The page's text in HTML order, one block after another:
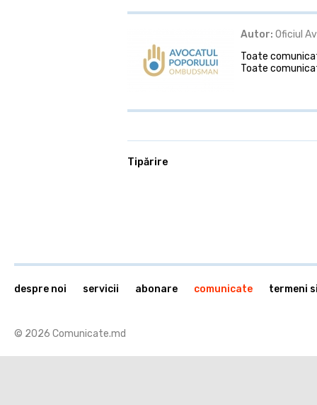
Autor: Oficiul
Toate
Toate
Tipărire
© 2026 Comunicate.md
despre noi servicii abonare comunicate termeni